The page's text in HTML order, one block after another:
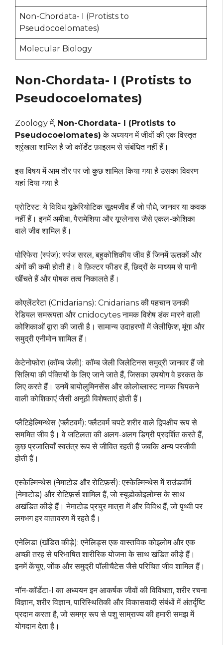
Non-Chordata- I (Protists to
Pseudocoelomates)
Molecular Biology
Non-Chordata- I (Protists to
Pseudocoelomates)
Zoology में, Non-Chordata- I (Protists to
Pseudocoelomates) के अध्ययन में जीवों की एक विस्तृत
श्रृंखला शामिल है जो कॉर्डेट फ़ाइलम से संबंधित नहीं हैं।
इस विषय में आम तौर पर जो कुछ शामिल किया गया है उसका विवरण
यहां दिया गया है:
प्रोटिस्ट: ये विविध यूकेरियोटिक सूक्ष्मजीव हैं जो पौधे, जानवर या कवक
नहीं हैं। इनमें अमीबा, पैरामेशिया और यूग्लेनास जैसे एकल-कोशिका
वाले जीव शामिल हैं।
पोरिफेरा (स्पंज): स्पंज सरल, बहुकोशिकीय जीव हैं जिनमें ऊतकों और
अंगों की कमी होती है। वे फ़िल्टर फीडर हैं, छिद्रों के माध्यम से पानी
खींचते हैं और पोषक तत्व निकालते हैं।
कोएलेंटरेटा (Cnidarians): Cnidarians की पहचान उनकी
रेडियल समरूपता और cnidocytes नामक विशेष डंक मारने वाली
कोशिकाओं द्वारा की जाती है। सामान्य उदाहरणों में जेलीफ़िश, मूंगा और
समुद्री एनीमोन शामिल हैं।
केटेनोफोरा (कॉम्ब जेली): कॉम्ब जेली जिलेटिनस समुद्री जानवर हैं जो
सिलिया की पंक्तियों के लिए जाने जाते हैं, जिसका उपयोग वे हरकत के
लिए करते हैं। उनमें बायोलुमिनसेंस और कोलोब्लास्ट नामक चिपकने
वाली कोशिकाएं जैसी अनूठी विशेषताएं होती हैं।
प्लैटिहेल्मिन्थेस (फ्लैटवर्म): फ्लैटवर्म चपटे शरीर वाले द्विपक्षीय रूप से
सममित जीव हैं। वे जटिलता की अलग-अलग डिग्री प्रदर्शित करते हैं,
कुछ प्रजातियाँ स्वतंत्र रूप से जीवित रहती हैं जबकि अन्य परजीवी
होती हैं।
एस्केल्मिन्थेस (नेमाटोड और रोटिफ़र्स): एस्केल्मिन्थेस में राउंडवॉर्म
(नेमाटोड) और रोटिफ़र्स शामिल हैं, जो स्यूडोकोइलोम्स के साथ
अखंडित कीड़े हैं। नेमाटोड प्रचुर मात्रा में और विविध हैं, जो पृथ्वी पर
लगभग हर वातावरण में रहते हैं।
एनेलिडा (खंडित कीड़े): एनेलिड्स एक वास्तविक कोइलोम और एक
अच्छी तरह से परिभाषित शारीरिक योजना के साथ खंडित कीड़े हैं।
इनमें केंचुए, जोंक और समुद्री पॉलीचैटेस जैसे परिचित जीव शामिल हैं।
नॉन-कॉर्डेटा-I का अध्ययन इन आकर्षक जीवों की विविधता, शरीर रचना
विज्ञान, शरीर विज्ञान, पारिस्थितिकी और विकासवादी संबंधों में अंतर्दृष्टि
प्रदान करता है, जो समग्र रूप से पशु साम्राज्य की हमारी समझ में
योगदान देता है।